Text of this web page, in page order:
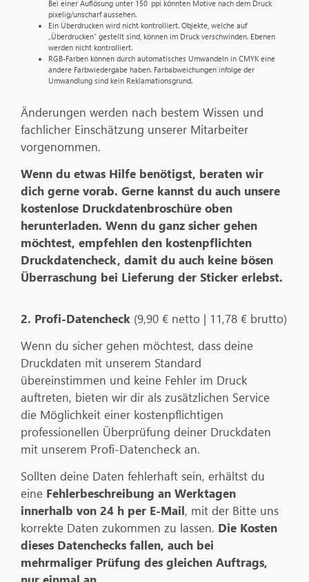
Bei einer Auflösung unter 150 ppi könnten Motive nach dem Druck
pixelig/unscharf aussehen.
Ein Überdrucken wird nicht kontrolliert. Objekte, welche auf
„Überdrucken“ gestellt sind, können im Druck verschwinden. Ebenen
werden nicht kontrolliert.
RGB-Farben können durch automatisches Umwandeln in CMYK eine
andere Farbwiedergabe haben. Farbabweichungen infolge der
Umwandlung sind kein Reklamationsgrund.
Änderungen werden nach bestem Wissen und
fachlicher Einschätzung unserer Mitarbeiter
vorgenommen.
Wenn du etwas Hilfe benötigst, beraten wir
dich gerne vorab. Gerne kannst du auch unsere
kostenlose Druckdatenbroschüre oben
herunterladen. Wenn du ganz sicher gehen
möchtest, empfehlen den kostenpflichten
Druckdatencheck, damit du auch keine bösen
Überraschung bei Lieferung der Sticker erlebst.
2. Profi-Datencheck (9,90 € netto | 11,78 € brutto)
Wenn du sicher gehen möchtest, dass deine
Druckdaten mit unserem Standard
übereinstimmen und keine Fehler im Druck
auftreten, bieten wir dir als zusätzlichen Service
die Möglichkeit einer kostenpflichtigen
professionellen Überprüfung deiner Druckdaten
mit unserem Profi-Datencheck an.
Sollten deine Daten fehlerhaft sein, erhältst du
eine Fehlerbeschreibung an Werktagen
innerhalb von 24 h per E-Mail, mit der Bitte uns
korrekte Daten zukommen zu lassen. Die Kosten
dieses Datenchecks fallen, auch bei
mehrmaliger Prüfung des gleichen Auftrags,